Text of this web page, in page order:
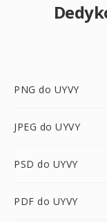
PNG do UYVY
JPEG do UYVY
PSD do UYVY
PDF do UYVY